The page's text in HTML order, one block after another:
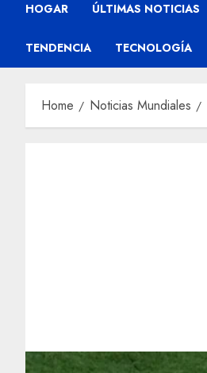
HOGAR ÚLTIMAS NOTICIAS
TENDENCIA TECNOLOGÍA
Home Noticias Mundiales